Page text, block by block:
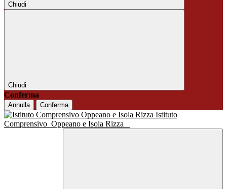
Chiudi
Chiudi
Conferma
Annulla Conferma
Istituto
Comprensivo Oppeano e Isola Rizza